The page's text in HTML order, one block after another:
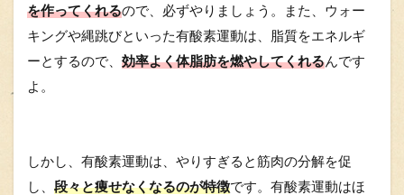
を作ってくれるので、必ずやりましょう。また、ウォー
キングや縄跳びといった有酸素運動は、脂質をエネルギ
ーとするので、 効率よく体脂肪を燃やしてくれるんです
よ。
しかし、有酸素運動は、やりすぎると筋肉の分解を促
し、 段々と痩せなくなるのが特徴です。有酸素運動はほ